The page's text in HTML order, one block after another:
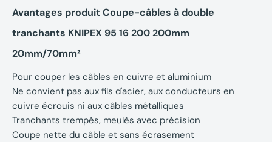
Avantages produit Coupe-câbles à double
tranchants KNIPEX 95 16 200 200mm
20mm/70mm²
Pour couper les câbles en cuivre et aluminium
Ne convient pas aux fils d'acier, aux conducteurs en
cuivre écrouis ni aux câbles métalliques
Tranchants trempés, meulés avec précision
Coupe nette du câble et sans écrasement